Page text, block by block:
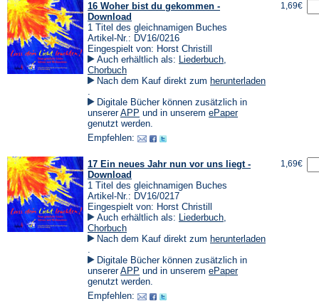
16 Woher bist du gekommen -
Download
1 Titel des gleichnamigen Buches
Artikel-Nr.: DV16/0216
Eingespielt von: Horst Christill
Auch erhältlich als: Liederbuch,
Chorbuch
Nach dem Kauf direkt zum herunterladen
in
einem
neuen
Tab)
.
Digitale Bücher können zusätzlich in
unsererAPP (Öffnet
in
neuen
und in unserem ePaper(Öffnet
genutzt werden.
Empfehlen:
1,69€
17 Ein neues Jahr nun vor uns liegt -
Download
1 Titel des gleichnamigen Buches
Artikel-Nr.: DV16/0217
Eingespielt von: Horst Christill
Auch erhältlich als: Liederbuch,
Chorbuch
Nach dem Kauf direkt zum herunterladen
in
einem
neuen
Tab)
.
Digitale Bücher können zusätzlich in
unsererAPP (Öffnet
in
neuen
und in unserem ePaper(Öffnet
genutzt werden.
Empfehlen:
1,69€